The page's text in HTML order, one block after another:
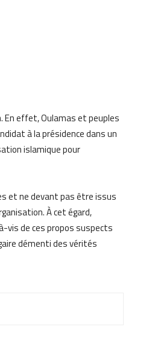
En effet, Oulamas et peuples
à la présidence dans un
islamique pour
et ne devant pas être issus
À cet égard,
vis de ces propos suspects
démenti des vérités